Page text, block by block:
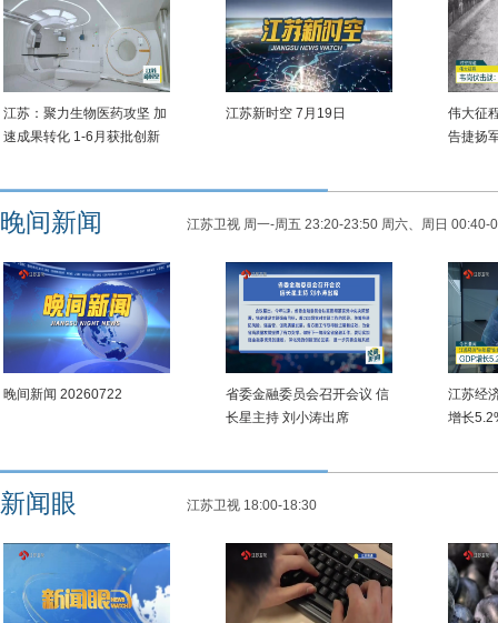
江苏：聚力生物医药攻坚 加
速成果转化 1-6月获批创新
江苏新时空 7月19日
伟大征
告捷扬
晚间新闻 江苏卫视 周一-周五 23:20-23:50 周六、周日 00:40-
晚间新闻 20260722
省委金融委员会召开会议 信
长星主持 刘小涛出席
江苏经
增长
新闻眼 江苏卫视 18:00-18:30